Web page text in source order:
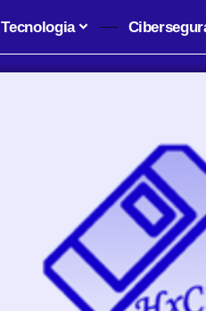
Tecnologia